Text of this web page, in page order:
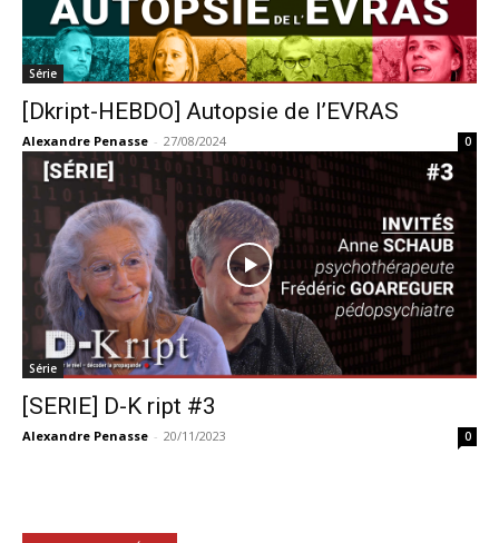
Série
[Dkript-HEBDO] Autopsie de l’EVRAS
Alexandre Penasse - 27/08/2024 0
Série
[SERIE] D-K ript #3
Alexandre Penasse - 20/11/2023 0